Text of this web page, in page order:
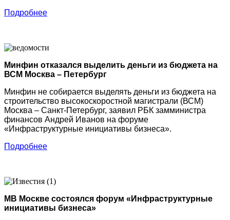
Подробнее
Минфин отказался выделить деньги из бюджета на
ВСМ Москва – Петербург
Минфин не собирается выделять деньги из бюджета на
строительство высокоскоростной магистрали (ВСМ)
Москва – Санкт-Петербург, заявил РБК замминистра
финансов Андрей Иванов на форуме
«Инфраструктурные инициативы бизнеса».
Подробнее
МВ Москве состоялся форум «Инфраструктурные
инициативы бизнеса»